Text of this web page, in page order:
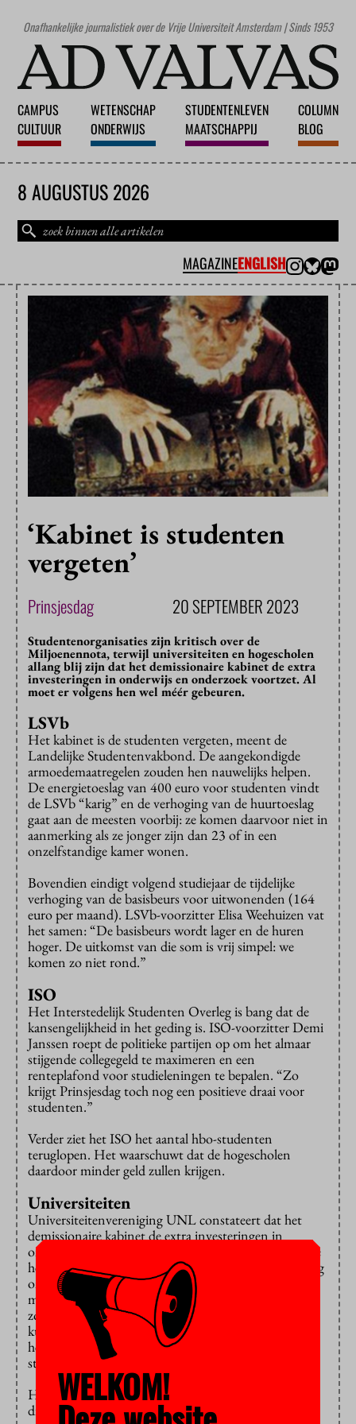
Onafhankelijke journalistiek over de Vrije Universiteit Amsterdam | Sinds 1953
CAMPUS
CULTUUR
WETENSCHAP
ONDERWIJS
STUDENTENLEVEN
MAATSCHAPPIJ
COLUMN
BLOG
8 AUGUSTUS 2026
MAGAZINEENGLISH
‘Kabinet is studenten
vergeten’
Prinsjesdag 20 SEPTEMBER 2023
Studentenorganisaties zijn kritisch over de
Miljoenennota, terwijl universiteiten en hogescholen
allang blij zijn dat het demissionaire kabinet de extra
investeringen in onderwijs en onderzoek voortzet. Al
moet er volgens hen wel méér gebeuren.
LSVb
Het kabinet is de studenten vergeten, meent de
Landelijke Studentenvakbond. De aangekondigde
armoedemaatregelen zouden hen nauwelijks helpen.
De energietoeslag van 400 euro voor studenten vindt
de LSVb “karig” en de verhoging van de huurtoeslag
gaat aan de meesten voorbij: ze komen daarvoor niet in
aanmerking als ze jonger zijn dan 23 of in een
onzelfstandige kamer wonen.
Bovendien eindigt volgend studiejaar de tijdelijke
verhoging van de basisbeurs voor uitwonenden (164
euro per maand). LSVb-voorzitter Elisa Weehuizen vat
het samen: “De basisbeurs wordt lager en de huren
hoger. De uitkomst van die som is vrij simpel: we
komen zo niet rond.”
ISO
Het Interstedelijk Studenten Overleg is bang dat de
kansengelijkheid in het geding is. ISO-voorzitter Demi
Janssen roept de politieke partijen op om het almaar
stijgende collegegeld te maximeren en een
renteplafond voor studieleningen te bepalen. “Zo
krijgt Prinsjesdag toch nog een positieve draai voor
studenten.”
Verder ziet het ISO het aantal hbo-studenten
teruglopen. Het waarschuwt dat de hogescholen
daardoor minder geld zullen krijgen.
Universiteiten
Universiteitenvereniging UNL constateert dat het
demissionaire kabinet de extra investeringen in
onderwijs, onderzoek en innovatie voortzet. Daarmee
hebben de instellingen het afgelopen jaar “achterstallig
onderhoud” gepleegd en honderden extra
medewerkers in vaste dienst genomen. “Maar om te
zorgen dat universiteiten hun rol voor Nederland
kunnen blijven spelen, moet er meer gebeuren. We
hebben een beter onderwijsstelsel nodig met een
stabielere bekostiging.”
Het voorstel van de VVD om de accijnsverhoging op
diesel en benzine terug te draaien en dit uit de
WELKOM!